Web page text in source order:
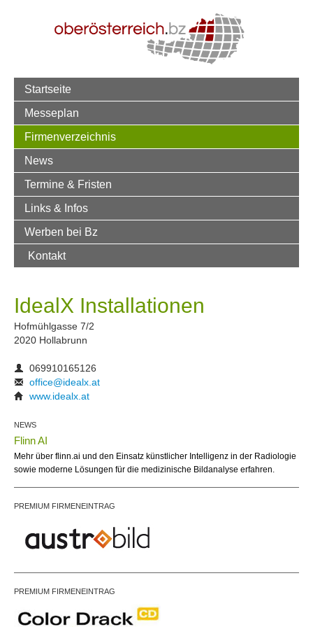
Startseite
Messeplan
Firmenverzeichnis
News
Termine & Fristen
Links & Infos
Werben bei Bz
Kontakt
IdealX Installationen
Hofmühlgasse 7/2
2020 Hollabrunn
069910165126
office@idealx.at
www.idealx.at
NEWS
Flinn AI
Mehr über flinn.ai und den Einsatz künstlicher Intelligenz in der Radiologie
sowie moderne Lösungen für die medizinische Bildanalyse erfahren.
PREMIUM FIRMENEINTRAG
PREMIUM FIRMENEINTRAG